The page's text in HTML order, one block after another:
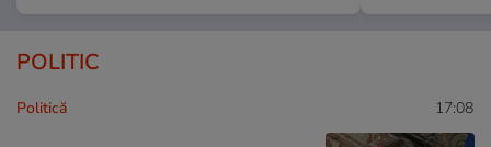
POLITIC
Politică 17:08